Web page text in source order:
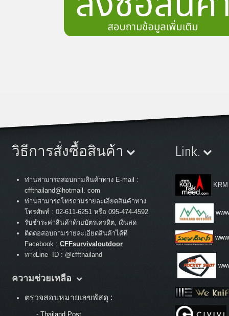
วิธีการสั่งซื้อสินค้า
ท่านสามารถสอบถามสินค้าทาง E-mail :
cffthailand@hotmail. com
ท่านสามารถโทรถามรายละเอียดสินค้าทาง
โทรศัพท์ : 02-611-6251 หรือ 095-474-4592
รับชำระค่าสินค้าด้วยบัตรเครดิต, เงินสด
ติดต่อสอบถามรายละเอียดสินค้าได้ที่
Facebook : CFFsurvivaloutdoor
ทางLine ID : @cffthailand
ความช่วยเหลือ
ตรวจสอบหมายเลขพัสดุ :
- Thailand Post
Link.
KRM